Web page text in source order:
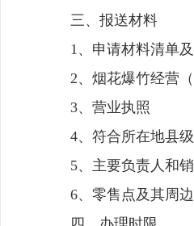
三、报送材料
1、申请材料清单
2、烟花爆竹经营
3、营业执照
4、符合所在地县
5、主要负责人和
6、零售点及其周